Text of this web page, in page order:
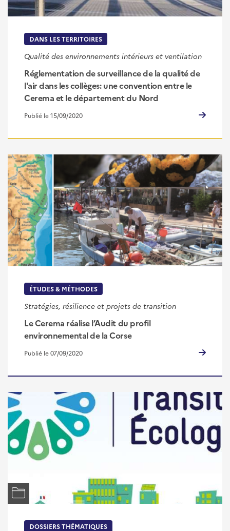
DANS LES TERRITOIRES
Qualité des environnements intérieurs et ventilation
Réglementation de surveillance de la qualité de
l'air dans les collèges: une convention entre le
Cerema et le département du Nord
Publié le 15/09/2020
ÉTUDES & MÉTHODES
Stratégies, résilience et projets de transition
Le Cerema réalise l’Audit du profil
environnemental de la Corse
Publié le 07/09/2020
DOSSIERS THÉMATIQUES